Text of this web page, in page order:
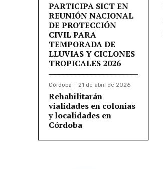
PARTICIPA SICT EN
REUNIÓN NACIONAL
DE PROTECCIÓN
CIVIL PARA
TEMPORADA DE
LLUVIAS Y CICLONES
TROPICALES 2026
Córdoba 21 de abril de 2026
Rehabilitarán
vialidades en colonias
y localidades en
Córdoba